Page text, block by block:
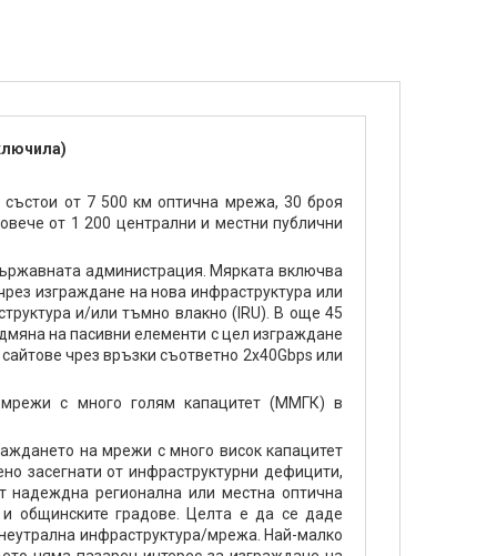
от 7 500 км оптична мрежа, 30 броя
от 1 200 централни и местни публични
администрация. Мярката включва
изграждане на нова инфраструктура или
и/или тъмно влакно (IRU). В още 45
на пасивни елементи с цел изграждане
чрез връзки съответно 2х40Gbps или
мрежи с много голям капацитет (ММГК) в
на мрежи с много висок капацитет
засегнати от инфраструктурни дефицити,
регионална или местна оптична
общинските градове. Целта е да се даде
инфраструктура/мрежа. Най-малко